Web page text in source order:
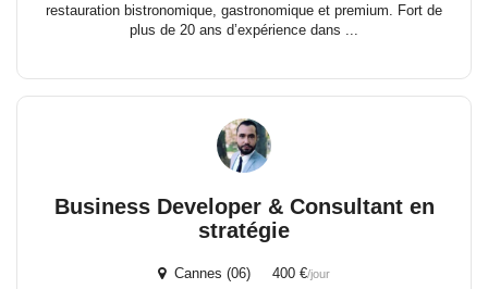
restauration bistronomique, gastronomique et premium. Fort de
plus de 20 ans d’expérience dans ...
Business Developer & Consultant en
stratégie
Cannes (06) 400 €/jour